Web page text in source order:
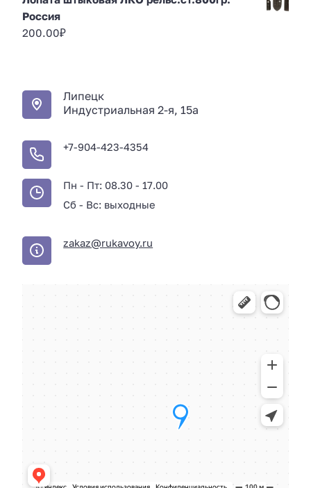
Россия
200.00₽
Липецк
Индустриальная 2-я, 15а
+7-904-423-4354
Пн - Пт: 08.30 - 17.00
Сб - Вс: выходные
zakaz@rukavoy.ru